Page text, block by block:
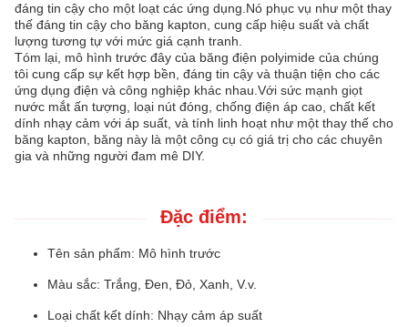
đáng tin cậy cho một loạt các ứng dụng.Nó phục vụ như một thay
thế đáng tin cậy cho băng kapton, cung cấp hiệu suất và chất
lượng tương tự với mức giá cạnh tranh.
Tóm lại, mô hình trước đây của băng điện polyimide của chúng
tôi cung cấp sự kết hợp bền, đáng tin cậy và thuận tiện cho các
ứng dụng điện và công nghiệp khác nhau.Với sức mạnh giọt
nước mắt ấn tượng, loại nút đóng, chống điện áp cao, chất kết
dính nhạy cảm với áp suất, và tính linh hoạt như một thay thế cho
băng kapton, băng này là một công cụ có giá trị cho các chuyên
gia và những người đam mê DIY.
Đặc điểm:
Tên sản phẩm: Mô hình trước
Màu sắc: Trắng, Đen, Đỏ, Xanh, V.v.
Loại chất kết dính: Nhạy cảm áp suất